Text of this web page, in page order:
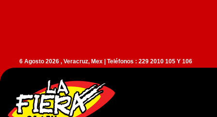
6 Agosto 2026 , Veracruz, Mex | Teléfonos : 229 2010 105 Y 106